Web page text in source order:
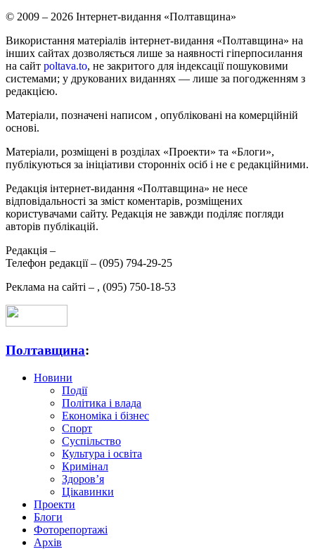
© 2009 – 2026 Інтернет-видання «Полтавщина»
Використання матеріалів інтернет-видання «Полтавщина» на
інших сайтах дозволяється лише за наявності гіперпосилання
на сайт poltava.to, не закритого для індексації пошуковими
системами; у друкованих виданнях — лише за погодженням з
редакцією.
Матеріали, позначені написом , опубліковані на комерційній
основі.
Матеріали, розміщені в розділах «Проекти» та «Блоги»,
публікуються за ініціативи сторонніх осіб і не є редакційними.
Редакція інтернет-видання «Полтавщина» не несе
відповідальності за зміст коментарів, розміщених
користувачами сайту. Редакція не завжди поділяє погляди
авторів публікацій.
Редакція –
Телефон редакції – (095) 794-29-25
Реклама на сайті – , (095) 750-18-53
Полтавщина:
Новини
Події
Політика і влада
Економіка і бізнес
Спорт
Суспільство
Культура і освіта
Кримінал
Здоров’я
Цікавинки
Проекти
Блоги
Фоторепортажі
Архів